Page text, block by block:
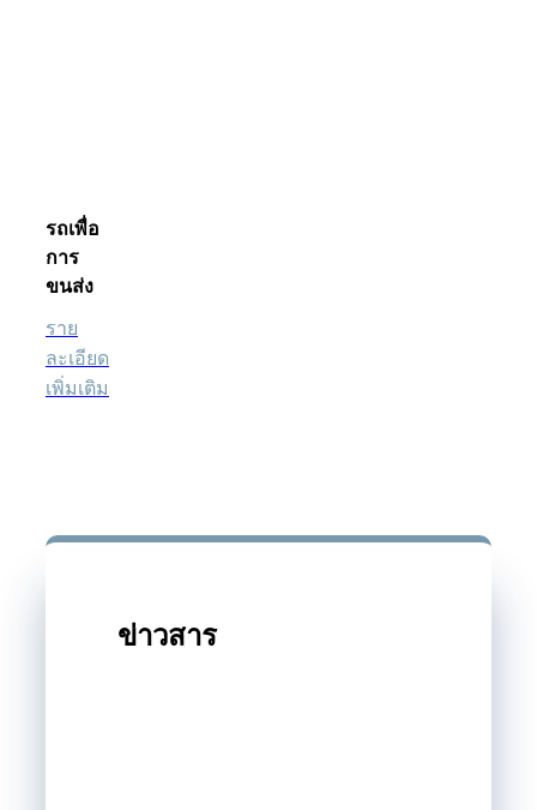
รถเพื่อ
การ
ขนส่ง
ราย
ละเอียด
เพิ่มเติม
ข่าวสาร